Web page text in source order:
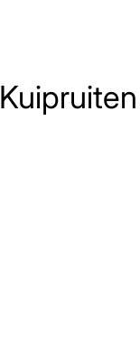
Kuipruiten